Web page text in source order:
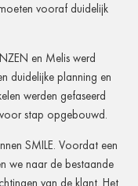
vooraf duidelijk
en Melis werd
duidelijke planning en
werden gefaseerd
stap opgebouwd.
SMILE. Voordat een
we naar de bestaande
van de klant. Het